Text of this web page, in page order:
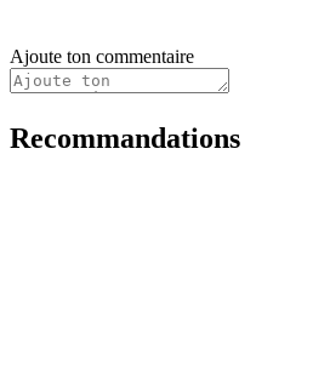
Ajoute ton commentaire
Recommandations